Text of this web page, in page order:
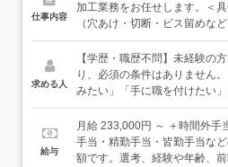
仕事内容
加工業務をお任せします。＜
（穴あけ・切断・ビス留めな
（曲げなど）◎溶接加工◎部
はお店の入り口にあるガラス
枠、レストランのガラス張り
を支えている枠」を「サッシ
が横について、基本的なお仕
まずは、簡単な作業からはじ
をして、できることを増やし
求める人
【学歴・職歴不問】未経験の
り、必須の条件はありません
みたい」「手に職を付けたい
ぜひ一緒に働きましょう。
給与
月給 233,000円 ～ ＋時間外手
手当・精勤手当・皆勤手当な
額です。選考、経験や年齢、